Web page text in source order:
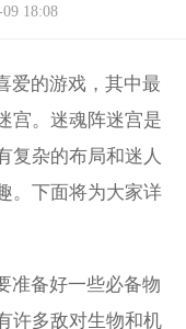
18:08
爱的游戏，其中最
宫。迷魂阵迷宫是
复杂的布局和迷人
。下面将为大家详
准备好一些必备物
许多敌对生物和机